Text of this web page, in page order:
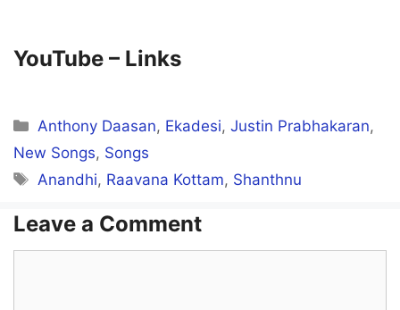
YouTube – Links
Categories
Anthony Daasan, Ekadesi,Justin Prabhakaran,
New Songs, Songs
Tags
Anandhi, Raavana Kottam, Shanthnu
Leave a Comment